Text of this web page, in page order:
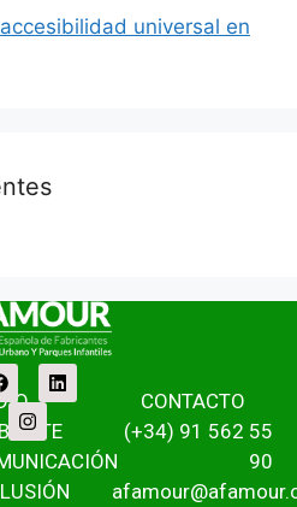
universal en
CONTACTO
(+34) 91 562 55
90